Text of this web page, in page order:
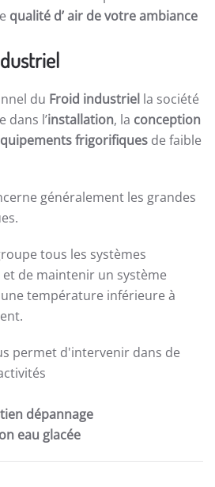
qualité d’ air de votre ambiance
du Froid industriel la société
dans l’installation, la conception
frigorifiques de faible
généralement les grandes
tous les systèmes
de maintenir un système
température inférieure à
permet d'intervenir dans de
dépannage
eau glacée